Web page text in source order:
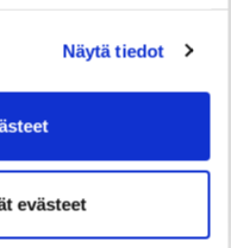
Näytä tiedot
evästeet